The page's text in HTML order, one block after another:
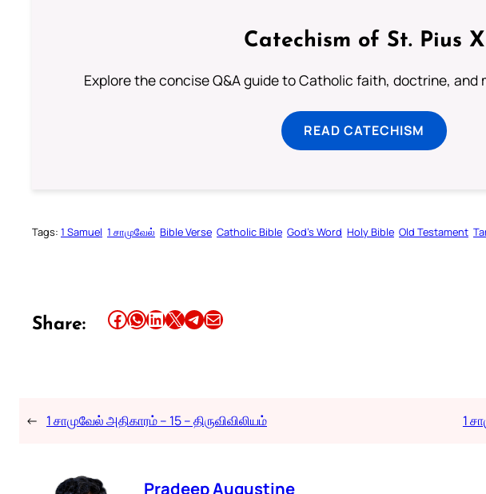
Catechism of St. Pius X
Explore the concise Q&A guide to Catholic faith, doctrine, and
READ CATECHISM
Tags: 1 Samuel 1 சாமுவேல் Bible Verse Catholic Bible God’s Word Holy Bible Old Testament
Share: Share this article on Facebook Share this article on WhatsApp Share this article on LinkedIn Share this article on X Share this article on TelegramEmail this Article
← 1 சாமுவேல் அதிகாரம் – 15 – திருவிவிலியம் 1
Pradeep Augustine